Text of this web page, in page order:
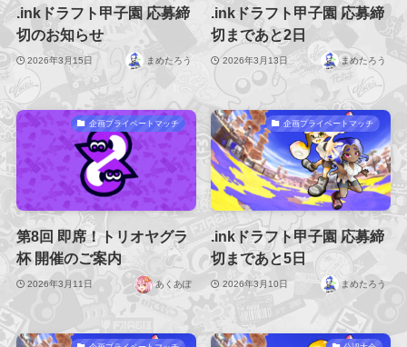
.inkドラフト甲子園 応募締
切のお知らせ
2026年3月15日 まめたろう
.inkドラフト甲子園 応募締
切まであと2日
2026年3月13日 まめたろう
企画プライベートマッチ
第8回 即席！トリオヤグラ
杯 開催のご案内
2026年3月11日 あくあぽ
企画プライベートマッチ
.inkドラフト甲子園 応募締
切まであと5日
2026年3月10日 まめたろう